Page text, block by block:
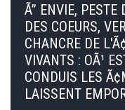
Ã” ENVIE, PESTE
DES COEURS,
CHANCRE DE
VIVANTS : OÃ¹
CONDUIS LES
LAISSENT